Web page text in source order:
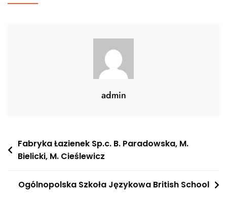
admin
Nawigacja
wpisu
Fabryka Łazienek Sp.c. B. Paradowska, M.
Bielicki, M. Cieślewicz
Ogólnopolska Szkoła Językowa British School